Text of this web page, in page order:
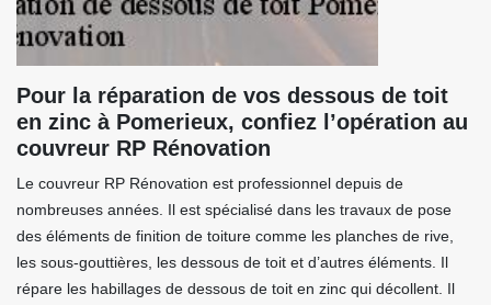
Pour la réparation de vos dessous de toit
en zinc à Pomerieux, confiez l’opération au
couvreur RP Rénovation
Le couvreur RP Rénovation est professionnel depuis de
nombreuses années. Il est spécialisé dans les travaux de pose
des éléments de finition de toiture comme les planches de rive,
les sous-gouttières, les dessous de toit et d’autres éléments. Il
répare les habillages de dessous de toit en zinc qui décollent. Il